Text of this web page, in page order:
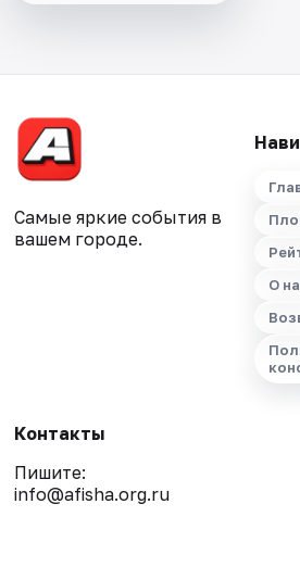
Самые яркие события в
вашем городе.
О
Контакты
Пишите:
info@afisha.org.ru